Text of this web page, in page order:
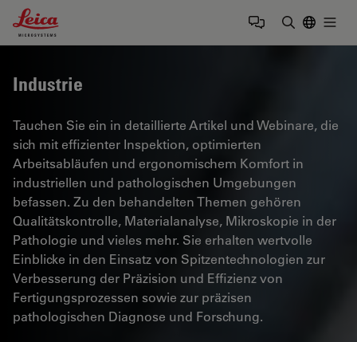
Leica Microsystems Logo
Industrie
Tauchen Sie ein in detaillierte Artikel und Webinare, die
sich mit effizienter Inspektion, optimierten
Arbeitsabläufen und ergonomischem Komfort in
industriellen und pathologischen Umgebungen
befassen. Zu den behandelten Themen gehören
Qualitätskontrolle, Materialanalyse, Mikroskopie in der
Pathologie und vieles mehr. Sie erhalten wertvolle
Einblicke in den Einsatz von Spitzentechnologien zur
Verbesserung der Präzision und Effizienz von
Fertigungsprozessen sowie zur präzisen
pathologischen Diagnose und Forschung.